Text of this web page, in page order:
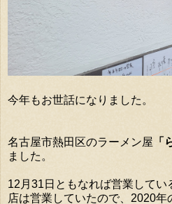
今年もお世話になりました。
名古屋市熱田区のラーメン屋 「
ました。
12月31日ともなれば営業してい
店は営業していたので、2020年